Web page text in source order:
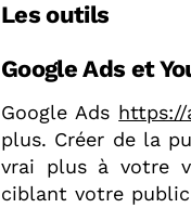
Les outils
Google Ads et
Google Ads https://
plus. Créer de la
vrai plus à votre
ciblant votre